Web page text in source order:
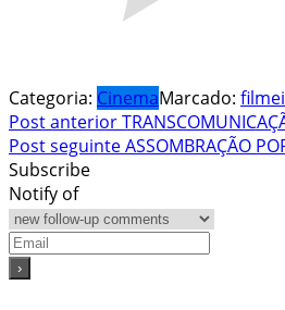
Categoria: CinemaMarcado: filme
Navegação
de
Post
Post anterior
Post seguinteASSOMBRAÇÃO
Subscribe
Notify of